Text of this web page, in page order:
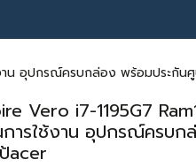
าน อุปกรณ์ครบกล่อง พร้อมประกั
Vero i7-1195G7
การใช้งาน อุปกรณ์ครบ
acer